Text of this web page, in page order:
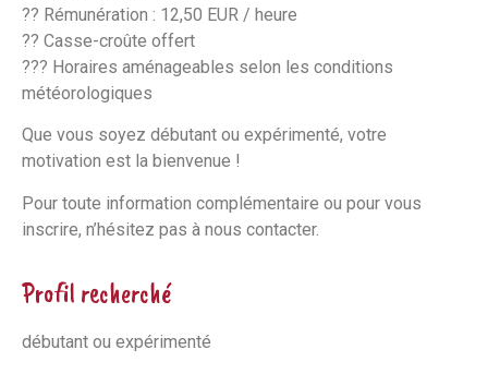
?? Rémunération : 12,50 EUR / heure
?? Casse-croûte offert
??? Horaires aménageables selon les conditions
météorologiques
Que vous soyez débutant ou expérimenté, votre
motivation est la bienvenue !
Pour toute information complémentaire ou pour vous
inscrire, n’hésitez pas à nous contacter.
Profil recherché
débutant ou expérimenté